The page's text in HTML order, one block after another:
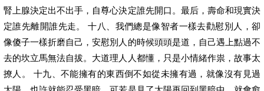
腎上腺決定出不出手，自尊心決定誰先開口。最后，壽命和現實決
定誰先離開誰先走。 十八、我們總是像智者一樣去勸慰別人，卻
像傻子一樣折磨自己，安慰別人的時候頭頭是道，自己遇上點過不
去的坎立馬無法自拔。大道理人人都懂，只是小情緒作祟，故事太
撩人。 十九、不能擁有的東西倒不如從未擁有過，就像沒有見過